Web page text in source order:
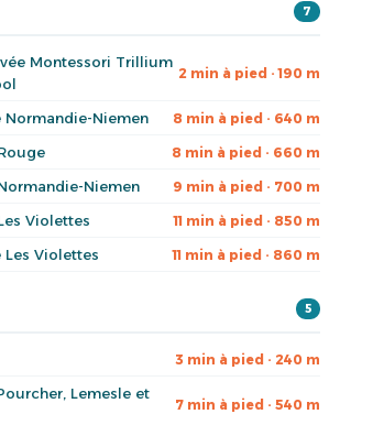
7
Montessori Trillium
2 min à pied · 190 m
Normandie-Niemen 8 min à pied · 640 m
8 min à pied · 660 m
Niemen 9 min à pied · 700 m
Violettes 11 min à pied · 850 m
Les Violettes 11 min à pied · 860 m
5
3 min à pied · 240 m
Lemesle et
7 min à pied · 540 m